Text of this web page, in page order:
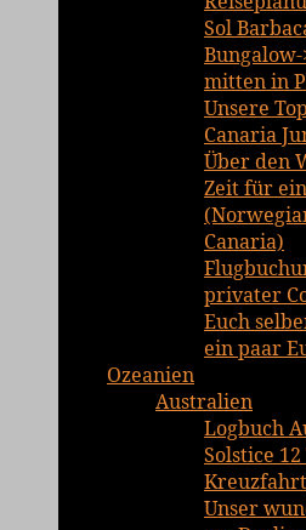
Sol
mitten in
Unsere
Canaria
Über den
Zeit für
Canaria)
privater
Euch
ein paar
Ozeanien
Australien
Logbuch
Solstice
Kreuzfahrt
Unser